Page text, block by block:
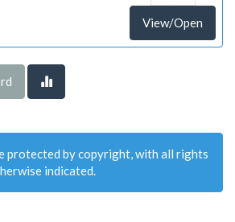
View/Open
protected by copyright, with all rights
indicated.